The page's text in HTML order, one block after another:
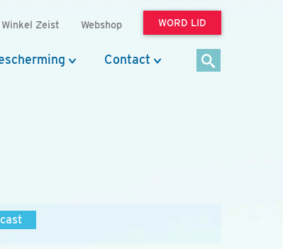
Winkel Zeist Webshop WORD LID
Contact